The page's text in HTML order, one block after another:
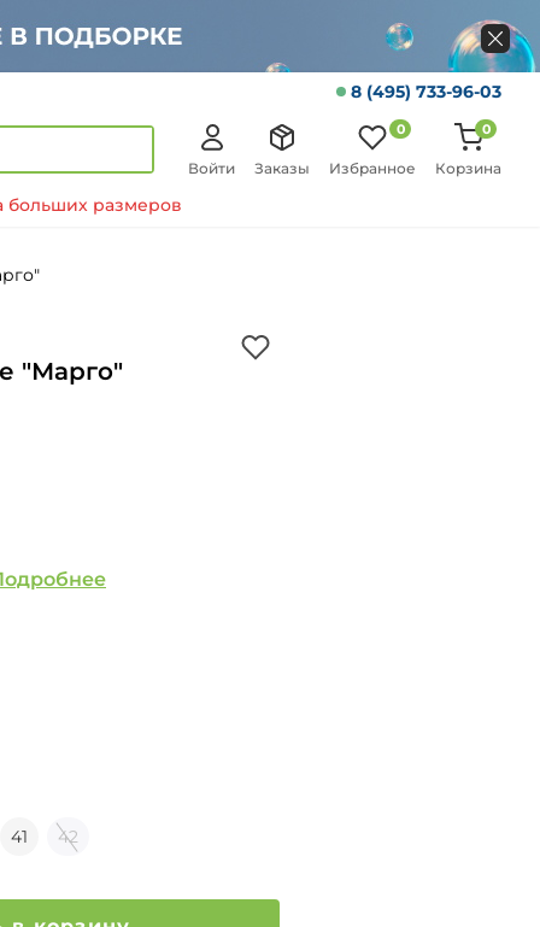
8 (495) 733-96-03
Войти Заказы Избранное
0
Корзина
0
больших размеров
"Марго"
41 42